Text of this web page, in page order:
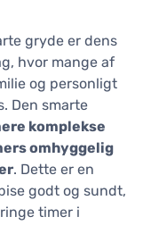
gryde er dens
hvor mange af
og personligt
Den smarte
komplekse
omhyggelig
. Dette er en
godt og sundt,
timer i